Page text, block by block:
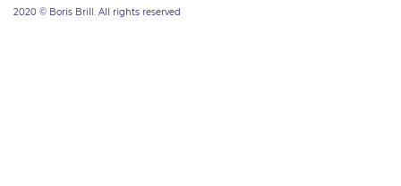
2020 © Boris Brill. All rights reserved